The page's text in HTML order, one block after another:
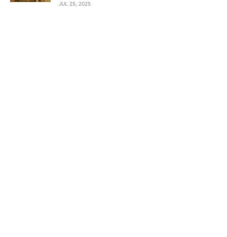
JUL 25, 2025